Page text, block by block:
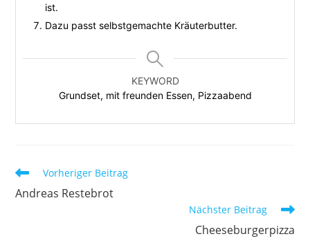
ist.
Dazu passt selbstgemachte Kräuterbutter.
KEYWORD
Grundset, mit freunden Essen, Pizzaabend
Vorheriger Beitrag
Andreas Restebrot
Nächster Beitrag
Cheeseburgerpizza